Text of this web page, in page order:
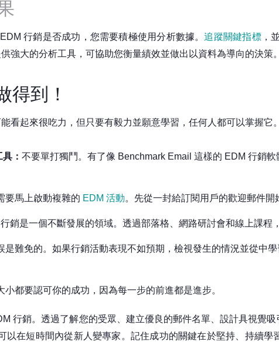
行銷是否成功，您需要積極使用分析數據。追蹤關鍵指標，
強大的分析工具，可協助您衡量績效並做出以資料為導向的決策。
得到！
看起來很吃力，但只要有毅力並願意學習，任何人都可以掌握它
： 不要單打獨鬥。有了像 Benchmark Email 這樣的 EDM 行銷
要馬上啟動複雜的 EDM 活動。先從一封給訂閱用戶的歡迎郵件開
銷是一個不斷發展的領域。透過部落格、網路研討會和線上課程
是難免的。如果行銷活動表現不如預期，檢視發生的情況並從中
小都要認可你的成功，因為每一步的前進都是進步。
行銷。透過了解您的受眾、建立優良的郵件名單、設計具視覺
以在短時間內從新人變專家。 記住成功的關鍵在於堅持、持續學